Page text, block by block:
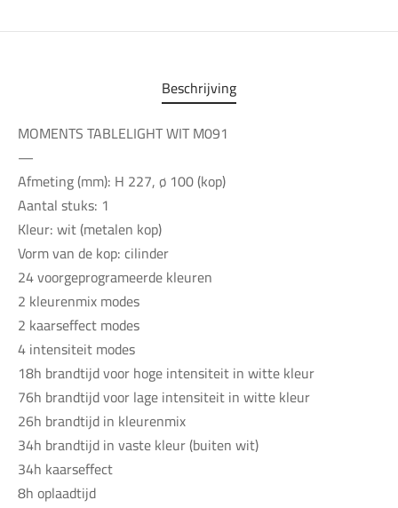
Beschrijving
MOMENTS TABLELIGHT WIT M091
—
Afmeting (mm): H 227, ø 100 (kop)
Aantal stuks: 1
Kleur: wit (metalen kop)
Vorm van de kop: cilinder
24 voorgeprogrameerde kleuren
2 kleurenmix modes
2 kaarseffect modes
4 intensiteit modes
18h brandtijd voor hoge intensiteit in witte kleur
76h brandtijd voor lage intensiteit in witte kleur
26h brandtijd in kleurenmix
34h brandtijd in vaste kleur (buiten wit)
34h kaarseffect
8h oplaadtijd